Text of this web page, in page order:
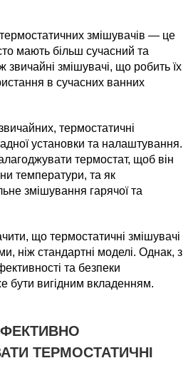
змішувачів — це
мають більш сучасний та
звичайні змішувачі, що робить їх
в сучасних ванних
термостатичні
установки та налаштування.
термостат, щоб він
температури, та як
змішування гарячої та
що термостатичні змішувачі
ніж стандартні моделі. Однак, з
та безпеки
бути вигідним вкладенням.
ТЕРМОСТАТИЧНІ